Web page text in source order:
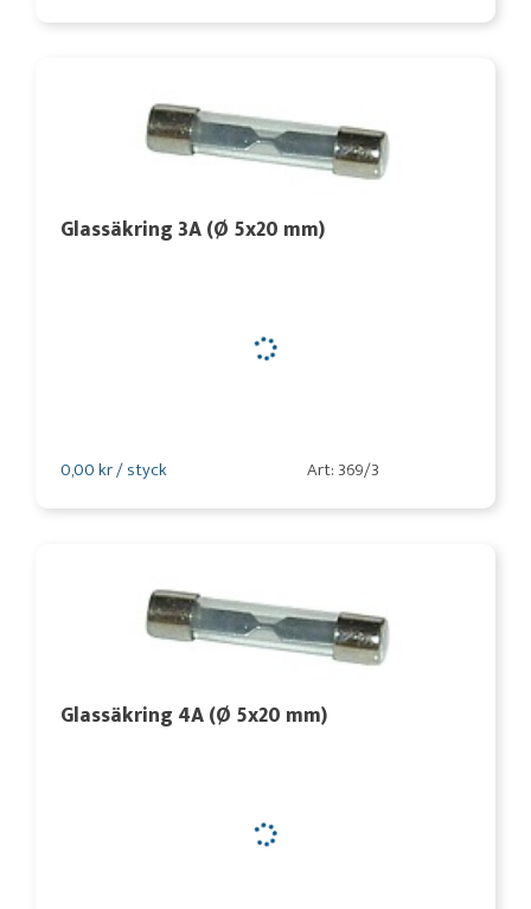
Glassäkring 3A (Ø 5x20 mm)
0,00 kr / styck Art: 369/3
Glassäkring 4A (Ø 5x20 mm)